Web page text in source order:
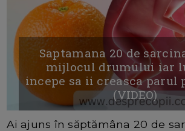
Saptamana 20 de
mijlocul drumului iar
incepe sa ii creasca parul
(VIDEO)
Ai ajuns în săptămâna 20 de